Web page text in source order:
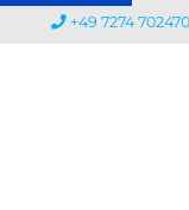
+49 7274 702470